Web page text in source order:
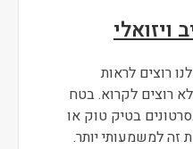
ויזואלי
רוצים לראות
רוצים לקרוא. בטח
בטיק טוק או
זה למשמעותי יותר.